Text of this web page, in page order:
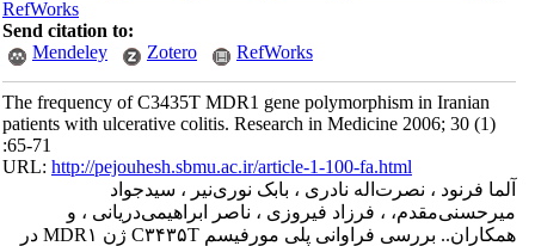
RefWorks
Send citation to:
Mendeley
Zotero RefWorks
The frequency of C3435T MDR1 gene polymorphism in Iranian
patients with ulcerative colitis. Research in Medicine 2006; 30 (1)
:65-71
URL:http://pejouhesh.sbmu.ac.ir/article-1-100-fa.html
آلما فرنود ، نصرت‌اله نادری ، بابک نوری‌نیر ، سیدجواد
میرحسنی‌مقدم، ، فرزاد فیروزی ، ناصر ابراهیمی‌دریانی ، و
همکاران.. بررسی فراوانی پلی مورفیسم C۳۴۳۵T ژن MDR۱ در